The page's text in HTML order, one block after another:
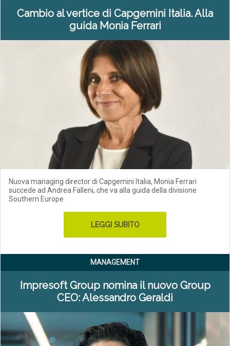
Cambio al vertice di Capgemini Italia. Alla
guida Monia Ferrari
Nuova managing director di Capgemini Italia, Monia Ferrari
succede ad Andrea Falleni, che va alla guida della divisione
Southern Europe
LEGGI SUBITO
MANAGEMENT
Impresoft Group nomina il nuovo Group
CEO: Alessandro Geraldi